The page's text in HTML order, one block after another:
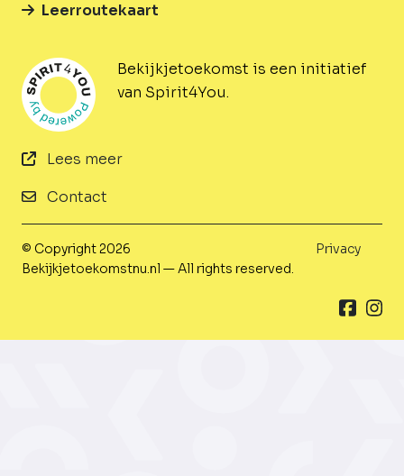
Bekijkjetoekomst is een initiatief
van Spirit4You.
Lees meer
Contact
Leerroutekaart
© Copyright 2026
Bekijkjetoekomstnu.nl — All rights reserved.
Privacy